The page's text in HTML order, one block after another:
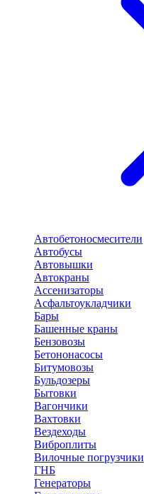
Автобетоносмесители
Автобусы
Автовышки
Автокраны
Ассенизаторы
Асфальтоукладчики
Бары
Башенные краны
Бензовозы
Бетононасосы
Битумовозы
Бульдозеры
Бытовки
Вагончики
Вахтовки
Вездеходы
Виброплиты
Вилочные погрузчики
ГНБ
Генераторы